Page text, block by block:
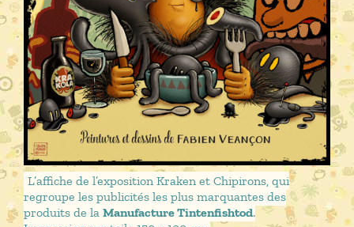
L’affiche de l’exposition Kraken et Chipirons, qui
regroupe les publicités les plus marquantes des
produits de la Manufacture Tintenfishtod.